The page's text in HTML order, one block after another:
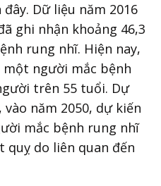
Dữ liệu năm 2016
ghi nhận khoảng 46,3
rung nhĩ. Hiện nay,
người mắc bệnh
trên 55 tuổi. Dự
năm 2050, dự kiến
mắc bệnh rung nhĩ
quỵ do liên quan đến